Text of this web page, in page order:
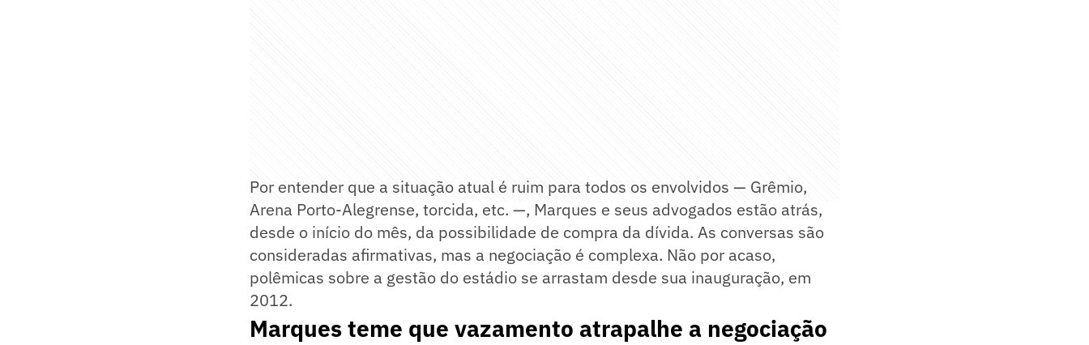
Por entender que a situação atual é ruim para todos os envolvidos — Grêmio,
Arena Porto-Alegrense, torcida, etc. —, Marques e seus advogados estão atrás,
desde o início do mês, da possibilidade de compra da dívida. As conversas são
consideradas afirmativas, mas a negociação é complexa. Não por acaso,
polêmicas sobre a gestão do estádio se arrastam desde sua inauguração, em
2012.
Marques teme que vazamento atrapalhe a negociação